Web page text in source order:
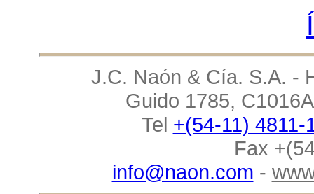
J.C. Naón & Cía. S.A. -
Guido 1785,
Tel +(54-11) 4811-
Fax
info@naon.com -